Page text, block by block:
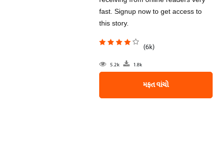
fast. Signup now to get access to
this story.
(6k)
5.2k 1.8k
મફત વાંચો